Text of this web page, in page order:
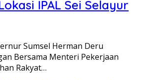
IPAL Sei Selayur
Sumsel Herman Deru
Bersama Menteri Pekerjaan
Rakyat…